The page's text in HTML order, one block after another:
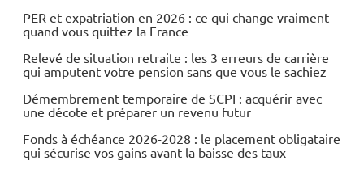
PER et expatriation en 2026 : ce qui change vraiment
quand vous quittez la France
Relevé de situation retraite : les 3 erreurs de carrière
qui amputent votre pension sans que vous le sachiez
Démembrement temporaire de SCPI : acquérir avec
une décote et préparer un revenu futur
Fonds à échéance 2026-2028 : le placement obligataire
qui sécurise vos gains avant la baisse des taux